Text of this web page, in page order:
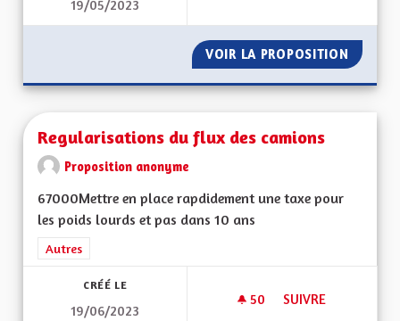
19/05/2023
VOIR LA PROPOSITION
Regularisations du flux des camions
Proposition anonyme
67000Mettre en place rapdidement une taxe pour
les poids lourds et pas dans 10 ans
Filtrer les résultats de la catégorie : Autres
Autres
CRÉÉ LE
19/06/2023
50 50 ABONNÉS
SUIVRE